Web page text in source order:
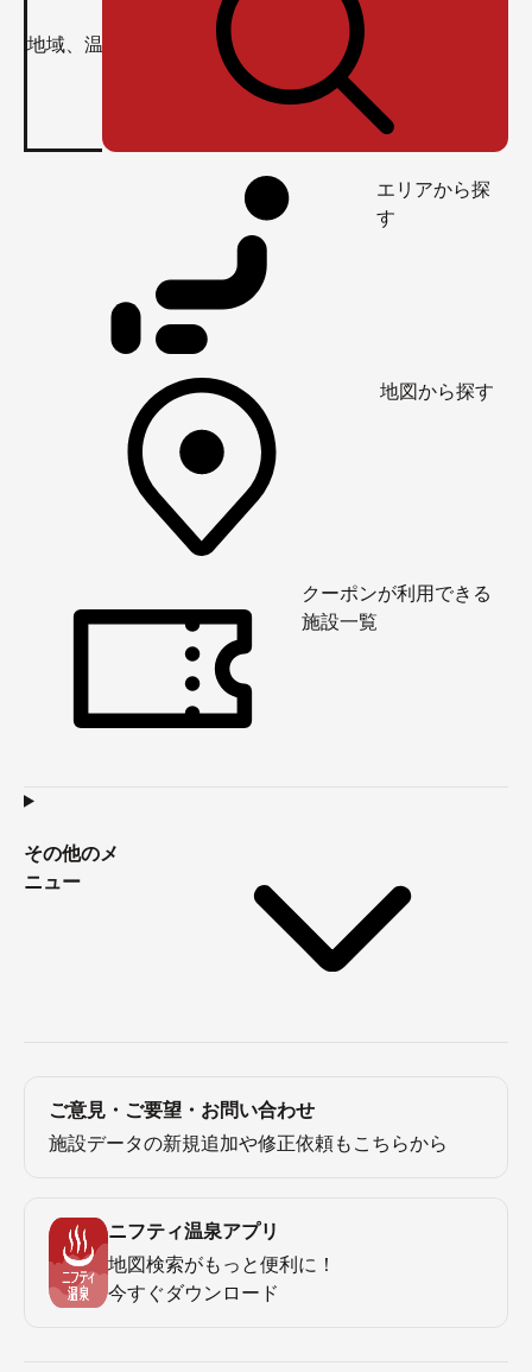
エリアから探
す
地図から探す
クーポンが利用できる
施設一覧
その他のメ
ニュー
ご意見・ご要望・お問い合わせ
施設データの新規追加や修正依頼もこちらから
ニフティ温泉アプリ
地図検索がもっと便利に！
今すぐダウンロード